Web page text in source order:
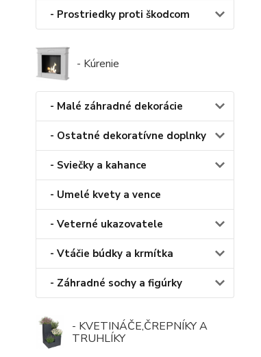
- Prostriedky proti škodcom
- Kúrenie
- Malé záhradné dekorácie
- Ostatné dekoratívne doplnky
- Sviečky a kahance
- Umelé kvety a vence
- Veterné ukazovatele
- Vtáčie búdky a krmítka
- Záhradné sochy a figúrky
- KVETINÁČE,ČREPNÍKY A
TRUHLÍKY